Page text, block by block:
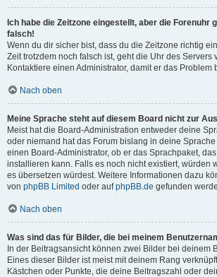
Ich habe die Zeitzone eingestellt, aber die Forenuhr
falsch!
Wenn du dir sicher bist, dass du die Zeitzone richtig
Zeit trotzdem noch falsch ist, geht die Uhr des Servers
Kontaktiere einen Administrator, damit er das Problem
Nach oben
Meine Sprache steht auf diesem Board nicht zur
Meist hat die Board-Administration entweder deine
oder niemand hat das Forum bislang in deine
einen Board-Administrator, ob er das Sprachpaket,
installieren kann. Falls es noch nicht existiert, würden
es übersetzen würdest. Weitere Informationen dazu
von phpBB Limited oder aufphpBB.de gefunden
Nach oben
Was sind das für Bilder, die bei meinem
In der Beitragsansicht können zwei Bilder bei deinem
Eines dieser Bilder ist meist mit deinem Rang
Kästchen oder Punkte, die deine Beitragszahl oder